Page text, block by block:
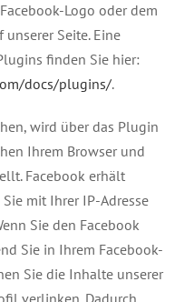
Logo oder dem
unserer Seite. Eine
finden Sie hier:
docs/plugins/.
wird über das Plugin
Ihrem Browser und
Facebook erhält
mit Ihrer IP-Adresse
Sie den Facebook
Sie in Ihrem Facebook-
Sie die Inhalte unserer